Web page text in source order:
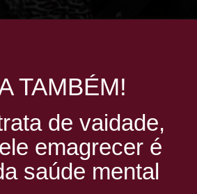
de vaidade,
emagrecer é
saúde mental
TAMBÉM!